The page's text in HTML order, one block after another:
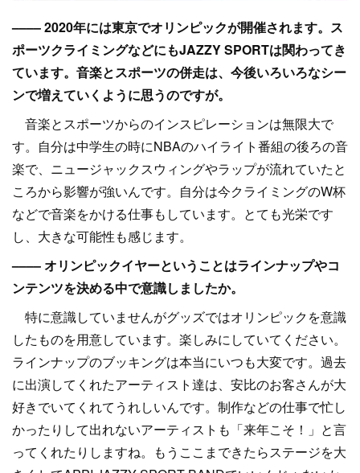
–––– 2020年には東京でオリンピックが開催されます。ス
ポーツクライミングなどにもJAZZY SPORTは関わってき
ています。音楽とスポーツの併走は、今後いろいろなシー
ンで増えていくように思うのですが。
音楽とスポーツからのインスピレーションは無限大で
す。自分は中学生の時にNBAのハイライト番組の後ろの音
楽で、ニュージャックスウィングやラップが流れていたと
ころから影響が強いんです。自分は今クライミングのW杯
などで音楽をかける仕事もしています。とても光栄です
し、大きな可能性も感じます。
–––– オリンピックイヤーということはラインナップやコ
ンテンツを決める中で意識しましたか。
特に意識していませんがグッズではオリンピックを意識
したものを用意しています。楽しみにしていてください。
ラインナップのブッキングは本当にいつも大変です。過去
に出演してくれたアーティスト達は、安比のお客さんが大
好きでいてくれてうれしいんです。制作などの仕事で忙し
かったりして出れないアーティストも「来年こそ！」と言
ってくれたりしますね。もうここまできたらステージを大